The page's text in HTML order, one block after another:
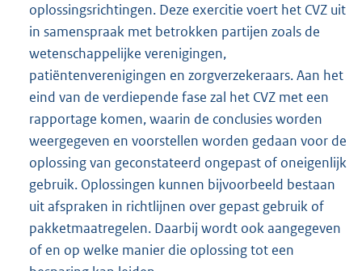
oplossingsrichtingen. Deze exercitie voert het CVZ uit
in samenspraak met betrokken partijen zoals de
wetenschappelijke verenigingen,
patiëntenverenigingen en zorgverzekeraars. Aan het
eind van de verdiepende fase zal het CVZ met een
rapportage komen, waarin de conclusies worden
weergegeven en voorstellen worden gedaan voor de
oplossing van geconstateerd ongepast of oneigenlijk
gebruik. Oplossingen kunnen bijvoorbeeld bestaan
uit afspraken in richtlijnen over gepast gebruik of
pakketmaatregelen. Daarbij wordt ook aangegeven
of en op welke manier die oplossing tot een